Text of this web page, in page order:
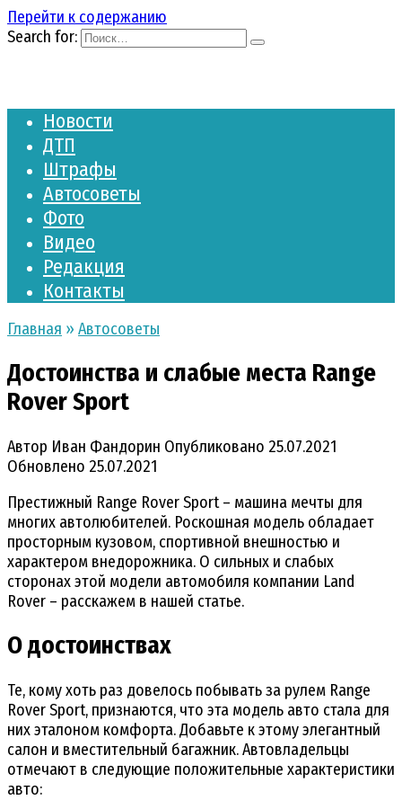
Перейти к содержанию
Search for:
Новости
ДТП
Штрафы
Автосоветы
Фото
Видео
Редакция
Контакты
Главная » Автосоветы
Достоинства и слабые места Range
Rover Sport
Автор Иван Фандорин Опубликовано 25.07.2021
Обновлено 25.07.2021
Престижный Range Rover Sport – машина мечты для
многих автолюбителей. Роскошная модель обладает
просторным кузовом, спортивной внешностью и
характером внедорожника. О сильных и слабых
сторонах этой модели автомобиля компании Land
Rover – расскажем в нашей статье.
О достоинствах
Те, кому хоть раз довелось побывать за рулем Range
Rover Sport, признаются, что эта модель авто стала для
них эталоном комфорта. Добавьте к этому элегантный
салон и вместительный багажник. Автовладельцы
отмечают в следующие положительные характеристики
авто: